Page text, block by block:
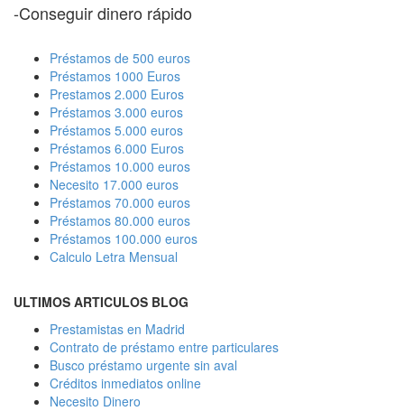
-Conseguir dinero rápido
Préstamos de 500 euros
Préstamos 1000 Euros
Prestamos 2.000 Euros
Préstamos 3.000 euros
Préstamos 5.000 euros
Préstamos 6.000 Euros
Préstamos 10.000 euros
Necesito 17.000 euros
Préstamos 70.000 euros
Préstamos 80.000 euros
Préstamos 100.000 euros
Calculo Letra Mensual
ULTIMOS ARTICULOS BLOG
Prestamistas en Madrid
Contrato de préstamo entre particulares
Busco préstamo urgente sin aval
Créditos inmediatos online
Necesito Dinero